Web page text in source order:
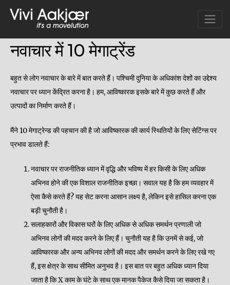
नवाचार में 10 मेगाट्रेंड
बहुत से लोग नवाचार के बारे में बात करते हैं। पश्चिमी दुनिया के अधिकांश देशों का उद्देश्य
नवाचार पर ध्यान केंद्रित करना है। हम, आविष्कारक इसके बारे में कुछ करते हैं और
उत्पादों का निर्माण करते हैं।
मैंने 10 मेगाट्रेन्ड की पहचान की है जो आविष्कारक की कार्य स्थितियों के लिए सेटिंग्स पर
प्रभाव डालते हैं:
नवाचार पर राजनीतिक ध्यान में वृद्धि और भविष्य में हर किसी के लिए अधिक
अभिनव होने की एक विशाल राजनीतिक इच्छा। सवाल यह है कि हम व्यवहार में
ऐसा कैसे करते हैं? यह सेट करना आसान लक्ष्य है, लेकिन इसे हासिल करना एक
बड़ी चुनौती है।
सलाहकारों और विकास घरों के लिए अधिक से अधिक समर्थन प्रणाली जो
अभिनव लोगों की मदद करने के लिए हैं। चुनौती यह है कि उनमें से कई, जो
आविष्कारक और अन्य अभिनव लोगों की मदद और समर्थन करने के लिए रखे गए
हैं, इस क्षेत्र के साथ सीमित अनुभव है। इस बात पर बहुत अधिक ध्यान दिया
जाता है कि X काम के घंटे के साथ एक मानक पैकेज कैसे दिया जा सकता है।